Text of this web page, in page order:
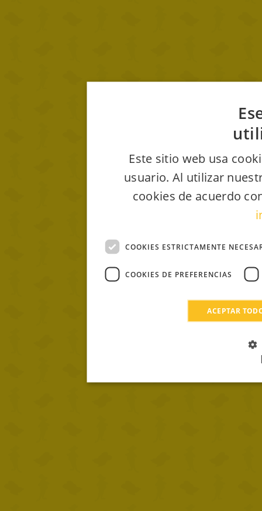
Este sitio web usa
usuario. Al utilizar
cookies de acuerdo
COOKIES ESTRICTAMENTE
COOKIES DE PREFERENCIAS
ACEPTAR